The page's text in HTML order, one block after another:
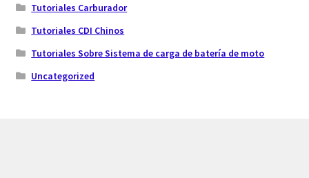
Tutoriales Carburador
Tutoriales CDI Chinos
Tutoriales Sobre Sistema de carga de batería de moto
Uncategorized